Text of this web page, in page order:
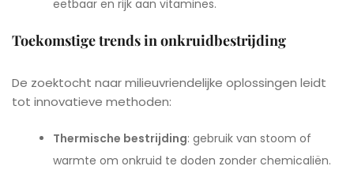
eetbaar en rijk aan vitamines.
Toekomstige trends in onkruidbestrijding
De zoektocht naar milieuvriendelijke oplossingen leidt
tot innovatieve methoden:
Thermische bestrijding: gebruik van stoom of
warmte om onkruid te doden zonder chemicaliën.